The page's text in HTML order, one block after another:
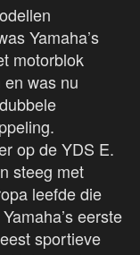
Yamaha’s
motorblok
was nu
op de YDS E.
steeg met
leefde die
eerste
sportieve